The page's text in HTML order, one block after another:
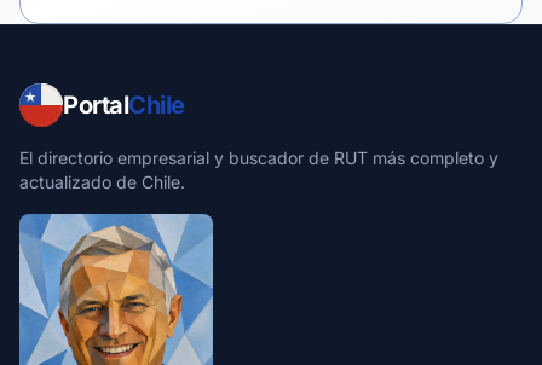
PortalChile
El directorio empresarial y buscador de RUT más completo y
actualizado de Chile.